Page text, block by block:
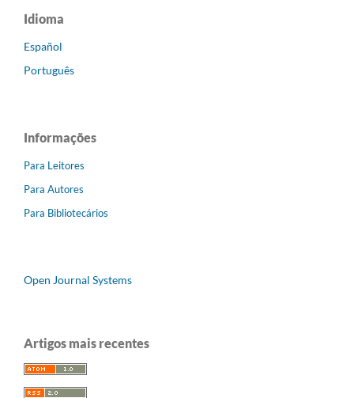
Idioma
Español
Português
Informações
Para Leitores
Para Autores
Para Bibliotecários
Open Journal Systems
Artigos mais recentes